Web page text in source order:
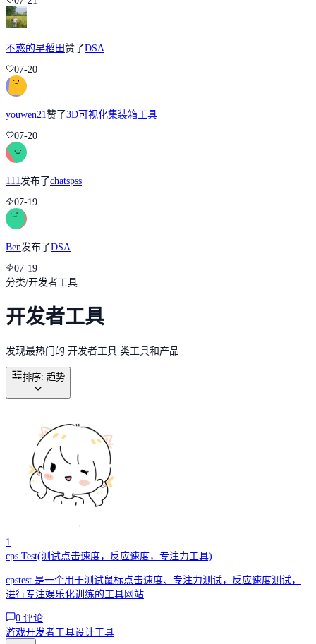
不惑的早稻田赞了DSA
07-20
youwen21赞了3D可视化集装箱工具
07-20
111 发布了chatspss
07-19
Ben发布了DSA
07-19
分类/开发者工具
开发者工具
发现最热门的 开发者工具 类工具和产品
排序: 趋势
1
cps Test(测试点击速度，反应速度，专注力工具)
cpstest 是一个用于测试鼠标点击速度、专注力测试，反应速度测试，
进行专注娱乐化训练的工具网站
0 评论
游戏开发者工具设计工具